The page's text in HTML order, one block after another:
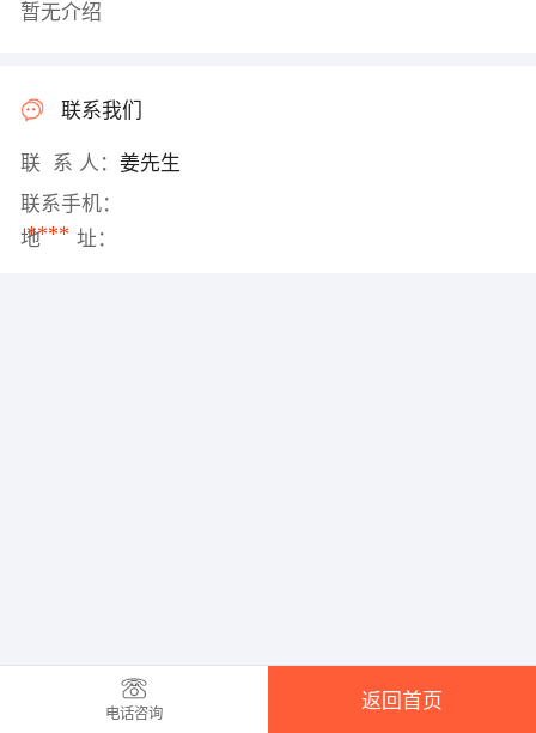
暂无介绍
联系我们
联 系 人： 姜先生
联系手机：
****
地 址：
电话咨询
返回首页